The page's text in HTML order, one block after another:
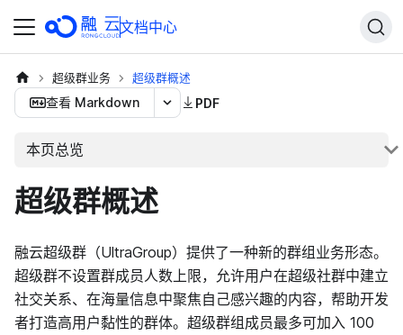
文档中心
超级群业务 超级群概述
查看 Markdown PDF
本页总览
超级群概述
融云超级群（UltraGroup）提供了一种新的群组业务形态。
超级群不设置群成员人数上限，允许用户在超级社群中建立
社交关系、在海量信息中聚焦自己感兴趣的内容，帮助开发
者打造高用户黏性的群体。超级群组成员最多可加入 100